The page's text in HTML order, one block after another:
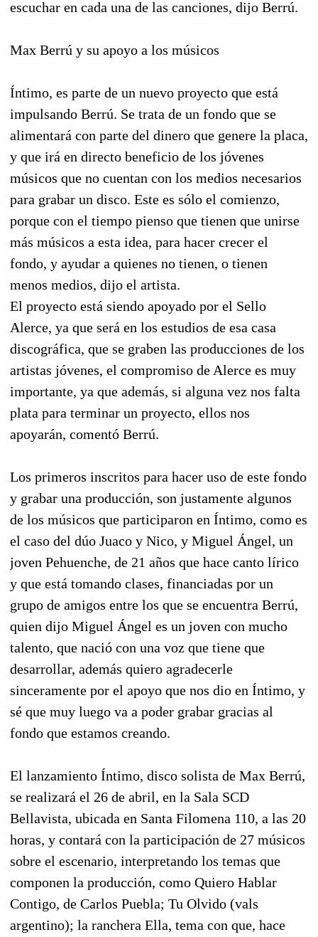
escuchar en cada una de las canciones, dijo Berrú.
Max Berrú y su apoyo a los músicos
Íntimo, es parte de un nuevo proyecto que está
impulsando Berrú. Se trata de un fondo que se
alimentará con parte del dinero que genere la placa,
y que irá en directo beneficio de los jóvenes
músicos que no cuentan con los medios necesarios
para grabar un disco. Este es sólo el comienzo,
porque con el tiempo pienso que tienen que unirse
más músicos a esta idea, para hacer crecer el
fondo, y ayudar a quienes no tienen, o tienen
menos medios, dijo el artista.
El proyecto está siendo apoyado por el Sello
Alerce, ya que será en los estudios de esa casa
discográfica, que se graben las producciones de los
artistas jóvenes, el compromiso de Alerce es muy
importante, ya que además, si alguna vez nos falta
plata para terminar un proyecto, ellos nos
apoyarán, comentó Berrú.
Los primeros inscritos para hacer uso de este fondo
y grabar una producción, son justamente algunos
de los músicos que participaron en Íntimo, como es
el caso del dúo Juaco y Nico, y Miguel Ángel, un
joven Pehuenche, de 21 años que hace canto lírico
y que está tomando clases, financiadas por un
grupo de amigos entre los que se encuentra Berrú,
quien dijo Miguel Ángel es un joven con mucho
talento, que nació con una voz que tiene que
desarrollar, además quiero agradecerle
sinceramente por el apoyo que nos dio en Íntimo, y
sé que muy luego va a poder grabar gracias al
fondo que estamos creando.
El lanzamiento Íntimo, disco solista de Max Berrú,
se realizará el 26 de abril, en la Sala SCD
Bellavista, ubicada en Santa Filomena 110, a las 20
horas, y contará con la participación de 27 músicos
sobre el escenario, interpretando los temas que
componen la producción, como Quiero Hablar
Contigo, de Carlos Puebla; Tu Olvido (vals
argentino); la ranchera Ella, tema con que, hace